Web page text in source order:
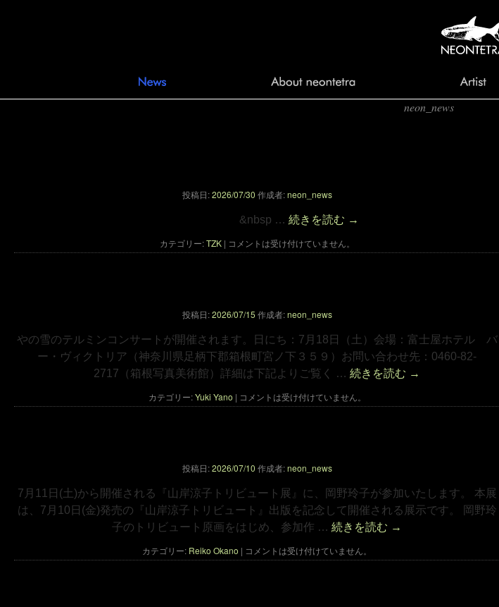
neon_news
投稿日: 2026/07/30 作成者: neon_news
&nbsp … 続きを読む →
カテゴリー: TZK | コメントは受け付けていません。
投稿日: 2026/07/15 作成者: neon_news
やの雪のテルミンコンサートが開催されます。日にち：7月18日（土）会場：富士屋ホテル バ
ー・ヴィクトリア（神奈川県足柄下郡箱根町宮ノ下３５９）お問い合わせ先：0460-82-
2717（箱根写真美術館）詳細は下記よりご覧く … 続きを読む →
カテゴリー: Yuki Yano | コメントは受け付けていません。
投稿日: 2026/07/10 作成者: neon_news
7月11日(土)から開催される『山岸涼子トリビュート展』に、岡野玲子が参加いたします。 本展
は、7月10日(金)発売の『山岸涼子トリビュート』出版を記念して開催される展示です。 岡野玲
子のトリビュート原画をはじめ、参加作 … 続きを読む →
カテゴリー: Reiko Okano | コメントは受け付けていません。